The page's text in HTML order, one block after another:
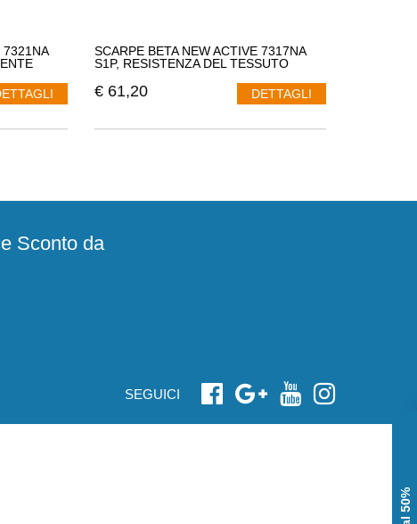
7321NA
SCARPE BETA NEW ACTIVE 7317NA
S1P, RESISTENZA DEL TESSUTO
€ 61,20 DETTAGLI
Sconto da
SEGUICI